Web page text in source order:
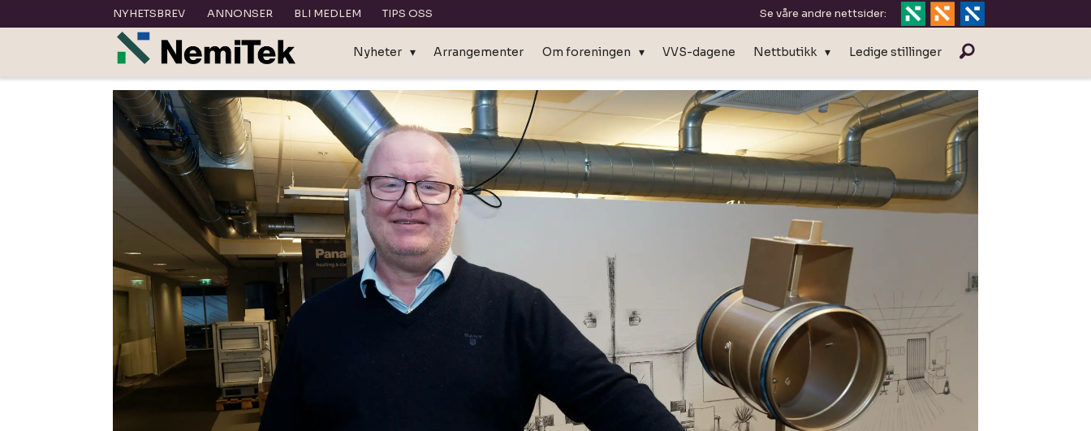
NYHETSBREV ANNONSER BLI MEDLEM TIPS OSS Se våre andre nettsider:
Nyheter Arrangementer Om foreningen VVS-dagene Nettbutikk Ledige stillinger